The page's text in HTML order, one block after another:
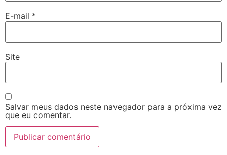
E-mail *
Site
Salvar meus dados neste navegador para a próxima vez
que eu comentar.